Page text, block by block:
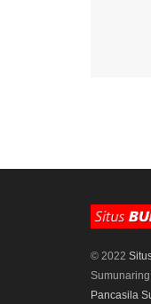
© 2022
Pancasila